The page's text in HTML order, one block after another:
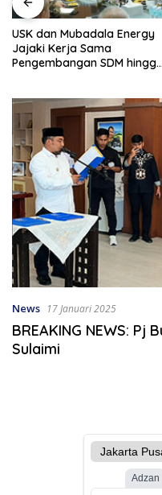
USK dan Mubadala Energy
Jajaki Kerja Sama
Pengembangan SDM hingga
News 17 Januari 2025
BREAKING NEWS:
Sulaimi